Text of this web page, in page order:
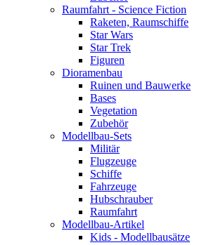
Raumfahrt - Science Fiction
Raketen, Raumschiffe
Star Wars
Star Trek
Figuren
Dioramenbau
Ruinen und Bauwerke
Bases
Vegetation
Zubehör
Modellbau-Sets
Militär
Flugzeuge
Schiffe
Fahrzeuge
Hubschrauber
Raumfahrt
Modellbau-Artikel
Kids - Modellbausätze